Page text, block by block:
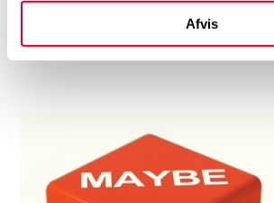
Afvis
Læs og hør mere om kapitlether